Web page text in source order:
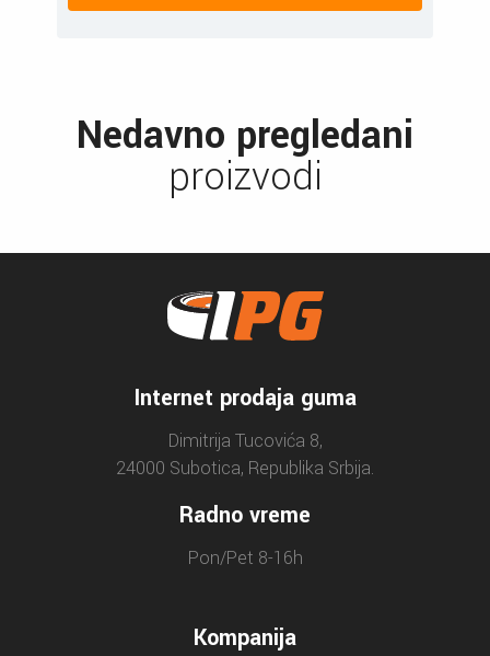
Nedavno pregledani
proizvodi
Internet prodaja guma
Dimitrija Tucovića 8,
24000 Subotica, Republika Srbija.
Radno vreme
Pon/Pet 8-16h
Kompanija